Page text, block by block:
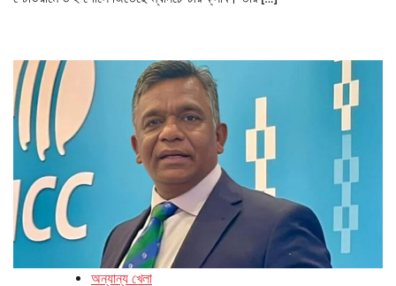
অন্যান্য খেলা